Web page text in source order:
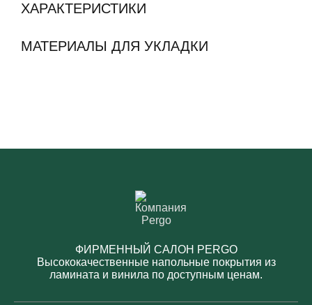
ХАРАКТЕРИСТИКИ
МАТЕРИАЛЫ ДЛЯ УКЛАДКИ
ФИРМЕННЫЙ САЛОН PERGO
Высококачественные напольные покрытия из
ламината и винила по доступным ценам.